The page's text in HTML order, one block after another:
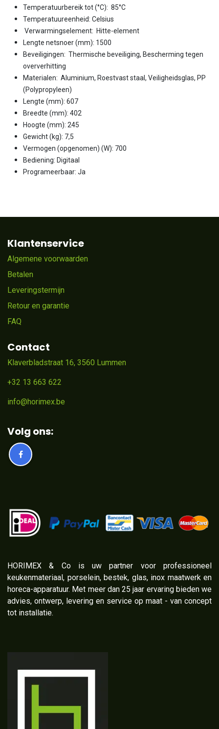
Temperatuurbereik tot (°C): 85°C
Temperatuureenheid: Celsius
Verwarmingselement: Hitte-element
Lengte netsnoer (mm): 1500
Beveiligingen: Thermische beveiliging, Bescherming tegen
oververhitting
Materialen: Aluminium, Roestvast staal, Veiligheidsglas, PP
(Polypropyleen)
Lengte (mm): 607
Breedte (mm): 402
Hoogte (mm): 245
Gewicht (kg): 7,5
Vermogen (opgenomen) (W): 700
Bediening: Digitaal
Programeerbaar: Ja
Klantenservice
Algemene voorwaarden
Betalen
Leveringstermijn
Retour en garantie
FAQ
Contact
Klaverbladstraat 16, 3560 Lummen
+32 13 663 622
info@horimex.be
Volg ons:
​HORIMEX & Co is uw partner voor professioneel
keukenmateriaal, porselein, bestek, glas, inox maatwerk en
horeca-apparatuur. Met meer dan 25 jaar ervaring bieden we
advies, ontwerp, levering en service op maat - van concept
tot installatie.